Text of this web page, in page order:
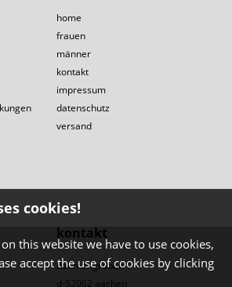
home
frauen
männer
kontakt
impressum
datenschutz
versand
kontakt
dahmengraben 1
d-52062 aachen
cookies!
this website we have to use cookies,
accept the use of cookies by clicking